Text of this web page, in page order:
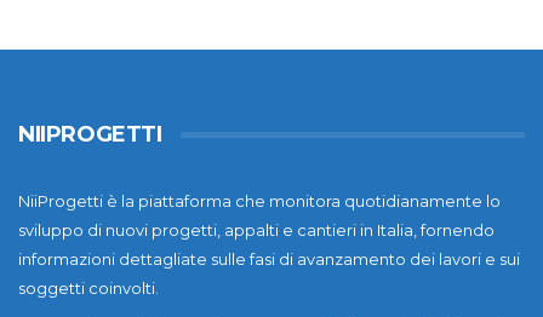
NIIPROGETTI
NiiProgetti è la piattaforma che monitora quotidianamente lo
sviluppo di nuovi progetti, appalti e cantieri in Italia, fornendo
informazioni dettagliate sulle fasi di avanzamento dei lavori e sui
soggetti coinvolti.